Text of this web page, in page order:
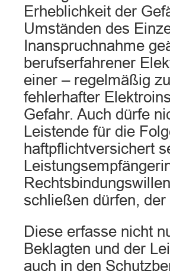
Erheblichkeit der
Umständen des
Inanspruchnahme
berufserfahrener
einer – regelmäßig
fehlerhafter
Gefahr. Auch dürfe
Leistende für die
haftpflichtversichert
schließen dürfen,
Diese erfasse nicht
Beklagten und der
auch in den